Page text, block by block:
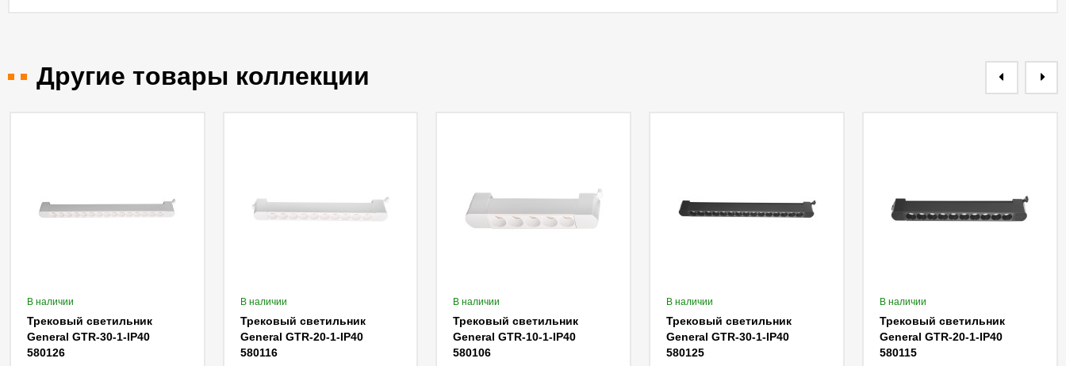
Другие товары коллекции
В наличии
Трековый светильник
General GTR-30-1-IP40
580126
В наличии
Трековый светильник
General GTR-20-1-IP40
580116
В наличии
Трековый светильник
General GTR-10-1-IP40
580106
В наличии
Трековый светильник
General GTR-30-1-IP40
580125
В наличии
Трековый светильник
General GTR-20-1-IP40
580115